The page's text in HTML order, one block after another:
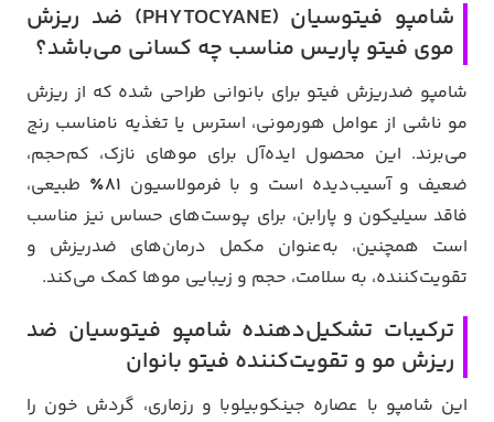
شامپو فیتوسیان (PHYTOCYANE) ضد ریزش
موی فیتو پاریس مناسب چه کسانی می‌باشد؟
شامپو ضدریزش فیتو برای بانوانی طراحی شده که از ریزش
مو ناشی از عوامل هورمونی، استرس یا تغذیه نامناسب رنج
می‌برند. این محصول ایده‌آل برای موهای نازک، کم‌حجم،
ضعیف و آسیب‌دیده است و با فرمولاسیون
طبیعی،
فاقد سیلیکون و پارابن، برای پوست‌های حساس نیز مناسب
است همچنین، به‌عنوان مکمل درمان‌های ضدریزش و
تقویت‌کننده، به سلامت، حجم و زیبایی موها کمک می‌کند.
ترکیبات تشکیل‌دهنده شامپو فیتوسیان ضد
ریزش مو و تقویت‌کننده فیتو بانوان
این شامپو با عصاره جینکوبیلوبا و رزماری، گردش خون را